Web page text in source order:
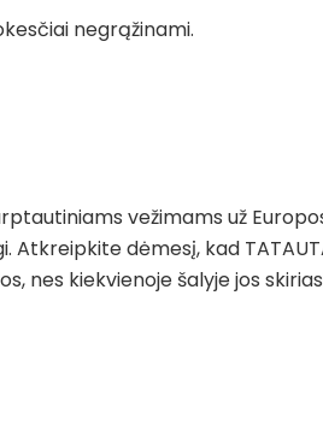
negrąžinami.
vežimams už
dėmesį, kad
nes kiekvienoje šalyje jos